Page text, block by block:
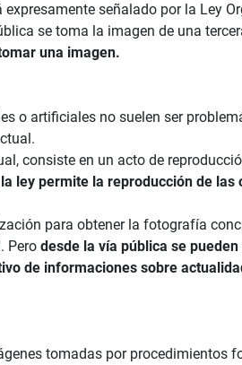
señalado por la Ley
se toma la imagen de una
una imagen.
o artificiales no suelen ser
consiste en un acto de
la ley permite la reproducción de
para obtener la fotografía
Pero desde la vía pública se
de informaciones sobre
tomadas por